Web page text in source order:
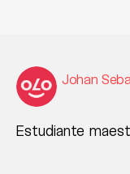
Johan
Estudiante